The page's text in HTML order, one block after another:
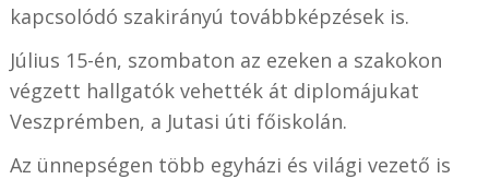
kapcsolódó szakirányú továbbképzések is.
Július 15-én, szombaton az ezeken a szakokon
végzett hallgatók vehették át diplomájukat
Veszprémben, a Jutasi úti főiskolán.
Az ünnepségen több egyházi és világi vezető is